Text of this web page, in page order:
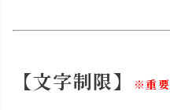
【文字制限】 ※重要